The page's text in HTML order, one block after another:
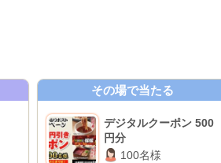
その場で当たる
デジタルクーポン 500
円分
100名様